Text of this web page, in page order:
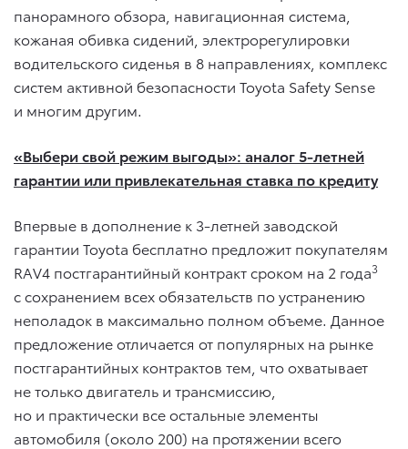
панорамного обзора, навигационная система,
кожаная обивка сидений, электрорегулировки
водительского сиденья в 8 направлениях, комплекс
систем активной безопасности Toyota Safety Sense
и многим другим.
«Выбери свой режим выгоды»: аналог 5-летней
гарантии или привлекательная ставка по кредиту
Впервые в дополнение к 3-летней заводской
гарантии Toyota бесплатно предложит покупателям
RAV4 постгарантийный контракт сроком на 2 года3
с сохранением всех обязательств по устранению
неполадок в максимально полном объеме. Данное
предложение отличается от популярных на рынке
постгарантийных контрактов тем, что охватывает
не только двигатель и трансмиссию,
но и практически все остальные элементы
автомобиля (около 200) на протяжении всего